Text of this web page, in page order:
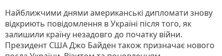
Найближчими днями американські дипломати знову
відкриють повідомлення в Україні після того, як
залишили країну незадовго до початку війни.
Президент США Джо Байден також призначає нового